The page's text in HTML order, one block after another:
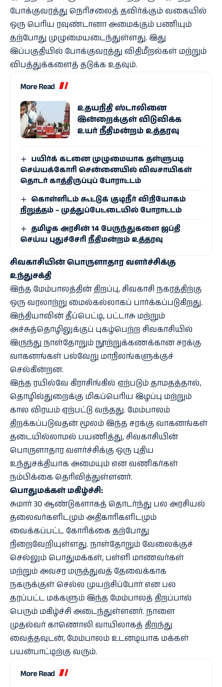
போக்குவரத்து நெரிசலைத் தவிர்க்கும் வகையில்
ஒரு பெரிய ரவுண்டானா அமைக்கும் பணியும்
தற்போது முழுமையடைந்துள்ளது. இது
இப்பகுதியில் போக்குவரத்து விதிமீறல்கள் மற்றும்
விபத்துக்களைத் தடுக்க உதவும்.
More Read
உதயநிதி ஸ்டாலினை
இன்றைக்குள் விடுவிக்க
உயர் நீதிமன்றம் உத்தரவு
பயிர்க் கடனை முழுமையாக தள்ளுபடி
செய்யக்கோரி சென்னையில் விவசாயிகள்
தொடர் காத்திருப்புப் போராட்டம்
கொள்ளிடம் கூட்டுக் குடிநீர் விநியோகம்
நிறுத்தம் – முத்துப்பேட்டையில் போராட்டம்
தமிழக அரசின் 14 பேருந்துகளை ஜப்தி
செய்ய புதுச்சேரி நீதிமன்றம் உத்தரவு
சிவகாசியின் பொருளாதார வளர்ச்சிக்கு
உந்துசக்தி
இந்த மேம்பாலத்தின் திறப்பு, சிவகாசி நகரத்திற்கு
ஒரு வரலாற்று மைல்கல்லாகப் பார்க்கப்படுகிறது.
இந்தியாவின் தீப்பெட்டி, பட்டாசு மற்றும்
அச்சுத்தொழிலுக்குப் புகழ்பெற்ற சிவகாசியில்
இருந்து நாள்தோறும் நூற்றுக்கணக்கான சரக்கு
வாகனங்கள் பல்வேறு மாநிலங்களுக்குச்
செல்கின்றன.
இந்த ரயில்வே கிராசிங்கில் ஏற்படும் தாமதத்தால்,
தொழில்துறைக்கு மிகப்பெரிய இழப்பு மற்றும்
கால விரயம் ஏற்பட்டு வந்தது. மேம்பாலம்
திறக்கப்படுவதன் மூலம் இந்த சரக்கு வாகனங்கள்
தடையில்லாமல் பயணித்து, சிவகாசியின்
பொருளாதார வளர்ச்சிக்கு ஒரு புதிய
உந்துசக்தியாக அமையும் என வணிகர்கள்
நம்பிக்கை தெரிவித்துள்ளனர்.
பொதுமக்கள் மகிழ்ச்சி:
சுமார் 30 ஆண்டுகளாகத் தொடர்ந்து பல அரசியல்
தலைவர்களிடமும் அதிகாரிகளிடமும்
வைக்கப்பட்ட கோரிக்கை தற்போது
நிறைவேறியுள்ளது. நாள்தோறும் வேலைக்குச்
செல்லும் பொதுமக்கள், பள்ளி மாணவர்கள்
மற்றும் அவசர மருத்துவத் தேவைக்காக
நகருக்குள் செல்ல முயற்சிப்போர் என பல
தரப்பட்ட மக்களும் இந்த மேம்பாலத் திறப்பால்
பெரும் மகிழ்ச்சி அடைந்துள்ளனர். நாளை
முதல்வர் காணொலி வாயிலாகத் திறந்து
வைத்தவுடன், மேம்பாலம் உடனடியாக மக்கள்
பயன்பாட்டிற்கு வரும்.
More Read